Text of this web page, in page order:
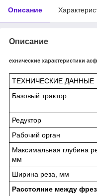
Описание
Описание
ехнические характеристики
ТЕХНИЧЕСКИЕ ДАННЫЕ
Базовый трактор
Редуктор
Рабочий орган
Максимальная глубина
мм
Ширина реза, мм
Расстояние между